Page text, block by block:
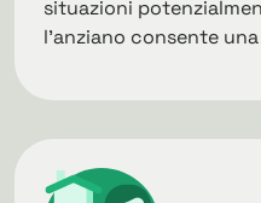
situazioni
l’anziano consente